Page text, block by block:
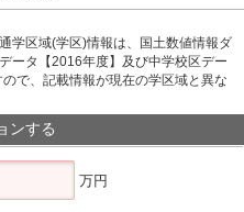
学区域(学区)情報は、国土数値情報ダ
ータ【2016年度】及び中学校区デー
で、記載情報が現在の学区域と異な
ンする
万円